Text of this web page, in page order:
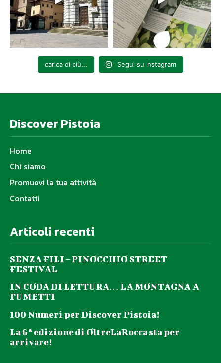
carica di più... Segui su Instagram
Discover Pistoia
Home
Chi siamo
Promuovi la tua attività
Contatti
Articoli recenti
SENZA FILI – PINOCCHIO STREET
FESTIVAL
IN CODA DI LETTURA… LA MONTAGNA A
FUMETTI
100 Numeri per Discover Pistoia!
La 6ª edizione di OltreLaRocca sta per
arrivare!